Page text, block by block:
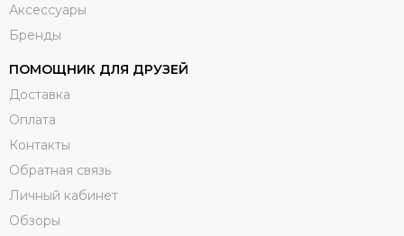
Аксессуары
Бренды
ПОМОЩНИК ДЛЯ ДРУЗЕЙ
Доставка
Оплата
Контакты
Обратная связь
Личный кабинет
Обзоры